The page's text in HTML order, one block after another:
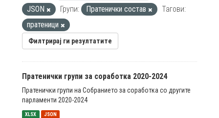
JSON
Групи: Пратенички состав
Тагови:
пратеници
Филтрирај ги резултатите
Пратенички групи за соработка 2020-2024
Пратенички групи на Собранието за соработка со другите
парламенти 2020-2024
XLSX JSON